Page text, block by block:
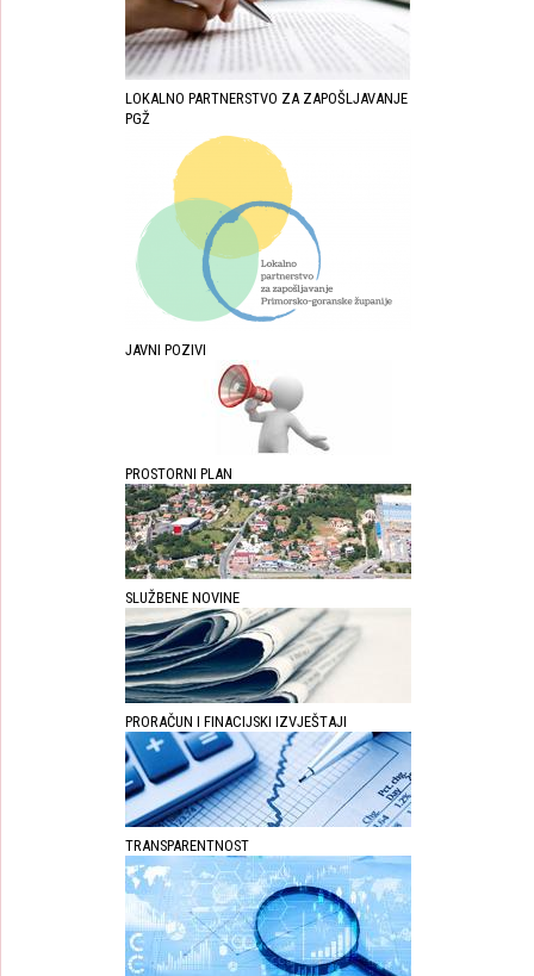
LOKALNO PARTNERSTVO ZA ZAPOŠLJAVANJE
PGŽ
JAVNI POZIVI
PROSTORNI PLAN
SLUŽBENE NOVINE
PRORAČUN I FINACIJSKI IZVJEŠTAJI
TRANSPARENTNOST